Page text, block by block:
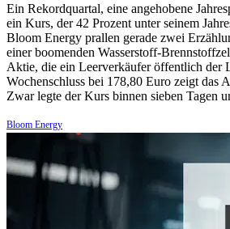
Ein Rekordquartal, eine angehobene
ein Kurs, der 42 Prozent unter seinem
Bloom Energy prallen gerade zwei
einer boomenden Wasserstoff-
Aktie, die ein Leerverkäufer öffentlich der
Wochenschluss bei 178,80 Euro zeigt das
Zwar legte der Kurs binnen sieben Tagen
Bloom Energy